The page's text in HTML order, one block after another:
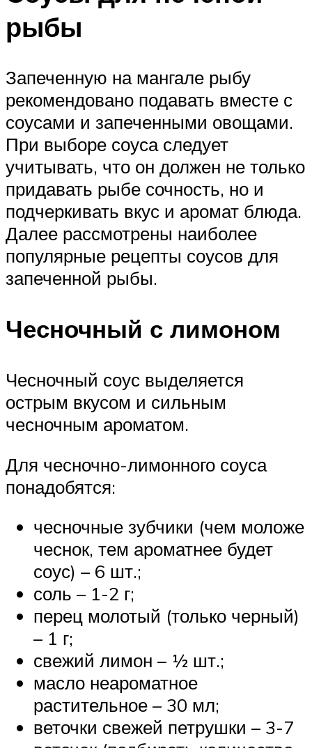
рыбы
Запеченную на мангале рыбу
рекомендовано подавать вместе с
соусами и запеченными овощами.
При выборе соуса следует
учитывать, что он должен не только
придавать рыбе сочность, но и
подчеркивать вкус и аромат блюда.
Далее рассмотрены наиболее
популярные рецепты соусов для
запеченной рыбы.
Чесночный с лимоном
Чесночный соус выделяется
острым вкусом и сильным
чесночным ароматом.
Для чесночно-лимонного соуса
понадобятся:
чесночные зубчики (чем моложе
чеснок, тем ароматнее будет
соус) – 6 шт.;
соль – 1-2 г;
перец молотый (только черный)
– 1 г;
свежий лимон – ½ шт.;
масло неароматное
растительное – 30 мл;
веточки свежей петрушки – 3-7